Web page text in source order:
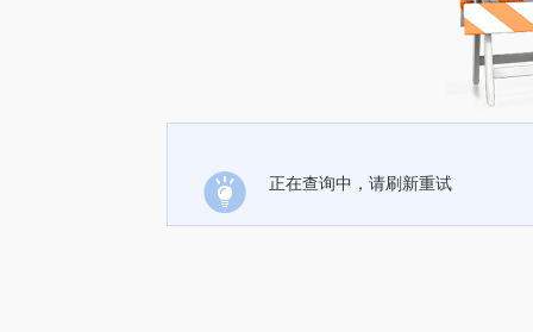
正在查询中，请刷新重试